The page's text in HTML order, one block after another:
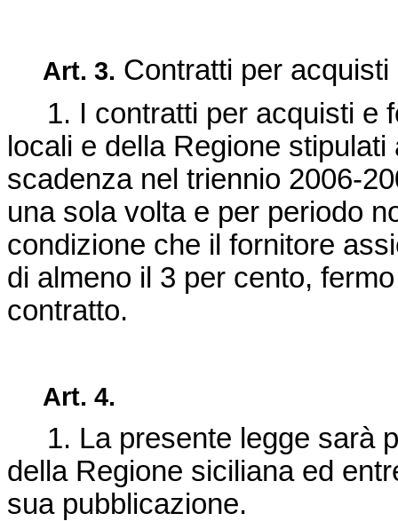
Art. 3. Contratti per
1. I contratti per acquisti e
locali e della Regione
scadenza nel triennio 2006-
una sola volta e per periodo
condizione che il fornitore
di almeno il 3 per cento,
contratto.
Art. 4.
1. La presente legge sarà
della Regione siciliana ed
sua pubblicazione.